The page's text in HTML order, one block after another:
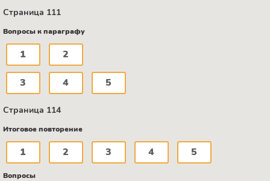
Страница 111
Вопросы к параграфу
1 2
3 4 5
Страница 114
Итоговое повторение
1 2 3 4 5
Вопросы